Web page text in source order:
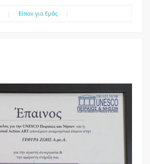
Είπαν για Εμάς